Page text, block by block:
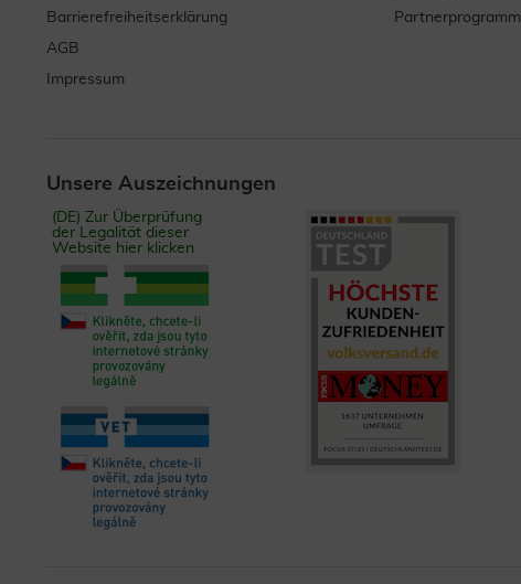
Barrierefreiheitserklärung
AGB
Impressum
Partnerprogramm
Unsere Auszeichnungen
(DE) Zur Überprüfung
der Legalität dieser
Website hier klicken